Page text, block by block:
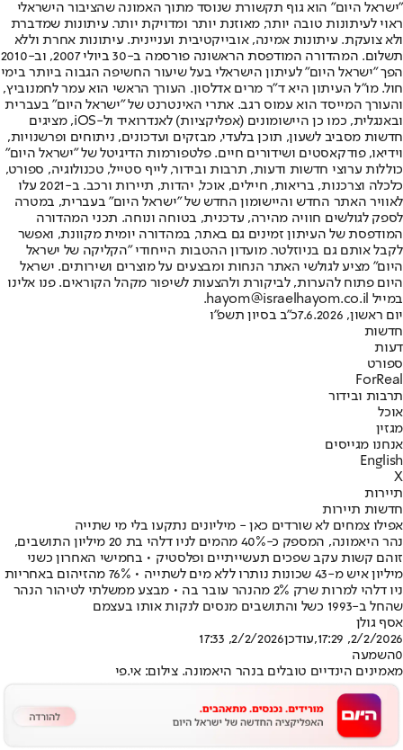
"ישראל היום" הוא גוף תקשורת שנוסד מתוך האמונה שהציבור הישראלי
ראוי לעיתונות טובה יותר, מאוזנת יותר ומדויקת יותר. עיתונות שמדברת
ולא צועקת. עיתונות אמינה, אובייקטיבית ועניינית. עיתונות אחרת וללא
תשלום. המהדורה המודפסת הראשונה פורסמה ב-30 ביולי 2007, וב-2010
הפך "ישראל היום" לעיתון הישראלי בעל שיעור החשיפה הגבוה ביותר בימי
חול. מו"ל העיתון היא ד"ר מרים אדלסון. העורך הראשי הוא עמר לחמנוביץ,
והעורך המייסד הוא עמוס רגב. אתרי האינטרנט של "ישראל היום" בעברית
ובאנגלית, כמו כן היישומונים (אפליקציות) לאנדרואיד ול-iOS, מציגים
חדשות מסביב לשעון, תוכן בלעדי, מבזקים ועדכונים, ניתוחים ופרשנויות,
וידיאו, פודקאסטים ושידורים חיים. פלטפורמות הדיגיטל של "ישראל היום"
כוללות ערוצי חדשות ודעות, תרבות ובידור, לייף סטייל, טכנולוגיה, ספורט,
כלכלה וצרכנות, בריאות, חיילים, אוכל, יהדות, תיירות ורכב. ב-2021 עלו
לאוויר האתר החדש והיישומון החדש של "ישראל היום" בעברית, במטרה
לספק לגולשים חוויה מהירה, עדכנית, בטוחה ונוחה. תכני המהדורה
המודפסת של העיתון זמינים גם באתר, במהדורה יומית מקוונת, ואפשר
לקבל אותם גם בניוזלטר. מועדון ההטבות הייחודי "הקליקה של ישראל
היום" מציע לגולשי האתר הנחות ומבצעים על מוצרים ושירותים. ישראל
היום פתוח להערות, לביקורת ולהצעות לשיפור מקהל הקוראים. פנו אלינו
במייל hayom@israelhayom.co.il.
יום ראשון, 7.6.2026
כ"ב בסיון תשפ"ו
חדשות
דעות
ספורט
ForReal
תרבות ובידור
אוכל
מגזין
אנחנו מגייסים
English
X
תיירות
חדשות תיירות
אפילו צמחים לא שורדים כאן - מיליונים נתקעו בלי מי שתייה
נהר היאמונה, המספק כ-40% מהמים לניו דלהי בת 20 מיליון התושבים,
זוהם קשות עקב שפכים תעשייתיים ופלסטיק • בחמישי האחרון כשני
מיליון איש מ-43 שכונות נותרו ללא מים לשתייה • 76% מהזיהום באחריות
ניו דלהי למרות שרק 2% מהנהר עובר בה • מבצע ממשלתי לטיהור הנהר
שהחל ב-1993 כשל והתושבים מנסים לנקות אותו בעצמם
אסף גולן
2/2/2026, 17:29
,עודכן2/2/2026, 17:33
0השמעה
מאמינים הינדיים טובלים בנהר היאמונה. צילום: אי.פי